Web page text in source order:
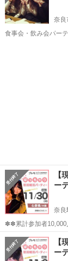
奈良
食事会・飲み会パー
【
ー
奈良
✽✽累計参加者
★゜･｡･｡･゜☆゜･｡･｡
奈良 奈良市
【
ー